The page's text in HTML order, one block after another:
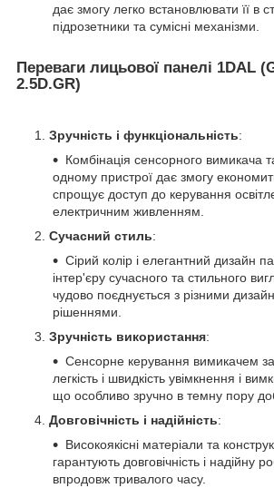
дає змогу легко встановлювати її в
підрозетники та сумісні механізми.
Переваги лицьової панелі 1DAL
2.5D.GR)
Зручність і функціональність:
Комбінація сенсорного вимикача
одному пристрої дає змогу
спрощує доступ до керування
електричним живленням.
Сучасний стиль:
Сірий колір і елегантний дизайн
інтер'єру сучасного та стильного
чудово поєднується з різними
рішеннями.
Зручність використання:
Сенсорне керування вимикачем
легкість і швидкість увімкнення і
що особливо зручно в темну пору
Довговічність і надійність:
Високоякісні матеріали та
гарантують довговічність і надійну
впродовж тривалого часу.